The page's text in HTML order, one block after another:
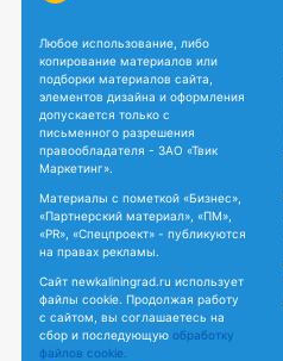
Любое использование, либо
копирование материалов или
подборки материалов сайта,
элементов дизайна и оформления
допускается только с
письменного разрешения
правообладателя - ЗАО «Твик
Маркетинг».
Материалы с пометкой «Бизнес»,
«Партнерский материал», «ПМ»,
«PR», «Спецпроект» - публикуются
на правах рекламы.
Сайт newkaliningrad.ru использует
файлы cookie. Продолжая работу
с сайтом, вы соглашаетесь на
сбор и последующую обработку
файлов cookie.